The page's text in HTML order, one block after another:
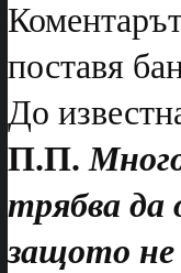
поставя
До
П.П.
трябва да
защото